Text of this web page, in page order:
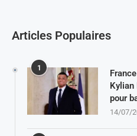
Articles Populaires
1
Kylian
pour
14/07/